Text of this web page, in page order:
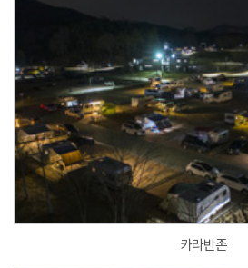
카라반존